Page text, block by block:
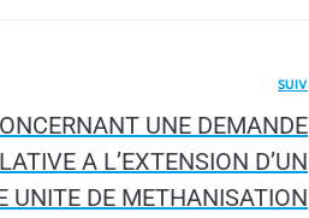
SUIV
UNE DEMANDE
A L’EXTENSION D’UN
UNITE DE METHANISATION